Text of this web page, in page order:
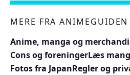
MERE FRA ANIMEGUIDEN
Anime, manga og
Cons og foreningerLæs
Fotos fra JapanRegler og